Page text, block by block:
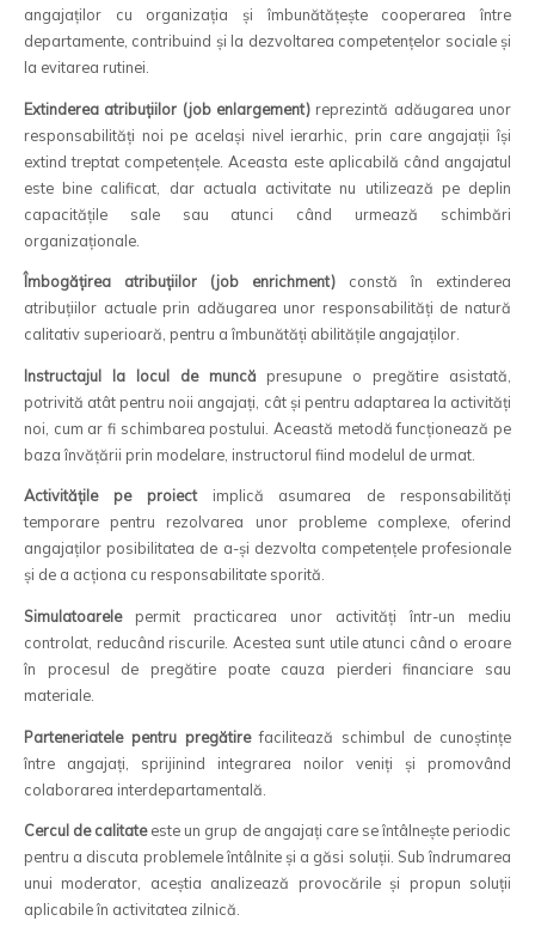
angajaților cu organizația și îmbunătățește cooperarea între
departamente, contribuind și la dezvoltarea competențelor sociale și
la evitarea rutinei.
Extinderea atribuțiilor (job enlargement) reprezintă adăugarea unor
responsabilități noi pe același nivel ierarhic, prin care angajații își
extind treptat competențele. Aceasta este aplicabilă când angajatul
este bine calificat, dar actuala activitate nu utilizează pe deplin
capacitățile sale sau atunci când urmează schimbări
organizaționale.
Îmbogățirea atribuțiilor (job enrichment) constă în extinderea
atribuțiilor actuale prin adăugarea unor responsabilități de natură
calitativ superioară, pentru a îmbunătăți abilitățile angajaților.
Instructajul la locul de muncă presupune o pregătire asistată,
potrivită atât pentru noii angajați, cât și pentru adaptarea la activități
noi, cum ar fi schimbarea postului. Această metodă funcționează pe
baza învățării prin modelare, instructorul fiind modelul de urmat.
Activitățile pe proiectimplică asumarea de responsabilități
temporare pentru rezolvarea unor probleme complexe, oferind
angajaților posibilitatea de a-și dezvolta competențele profesionale
și de a acționa cu responsabilitate sporită.
Simulatoarelepermit practicarea unor activități într-un mediu
controlat, reducând riscurile. Acestea sunt utile atunci când o eroare
în procesul de pregătire poate cauza pierderi financiare sau
materiale.
Parteneriatele pentru pregătirefacilitează schimbul de cunoștințe
între angajați, sprijinind integrarea noilor veniți și promovând
colaborarea interdepartamentală.
Cercul de calitateeste un grup de angajați care se întâlnește periodic
pentru a discuta problemele întâlnite și a găsi soluții. Sub îndrumarea
unui moderator, aceștia analizează provocările și propun soluții
aplicabile în activitatea zilnică.